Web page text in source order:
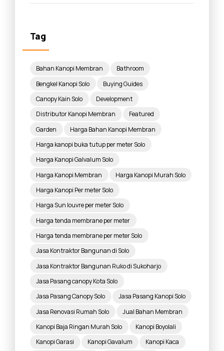
Tag
Bahan Kanopi Membran
Bathroom
Bengkel Kanopi Solo
Buying Guides
Canopy Kain Solo
Development
Distributor Kanopi Membran
Featured
Garden
Harga Bahan Kanopi Membran
Harga kanopi buka tutup per meter Solo
Harga Kanopi Galvalum Solo
Harga Kanopi Membran
Harga Kanopi Murah Solo
Harga Kanopi Per meter Solo
Harga Sun louvre per meter Solo
Harga tenda membrane per meter
Harga tenda membrane per meter Solo
Jasa Kontraktor Bangunan di Solo
Jasa Kontraktor Bangunan Ruko di Sukoharjo
Jasa Pasang canopy Kota Solo
Jasa Pasang Canopy Solo
Jasa Pasang Kanopi Solo
Jasa Renovasi Rumah Solo
Jual Bahan Membran
Kanopi Baja Ringan Murah Solo
Kanopi Boyolali
Kanopi Garasi
Kanopi Gavalum
Kanopi Kaca